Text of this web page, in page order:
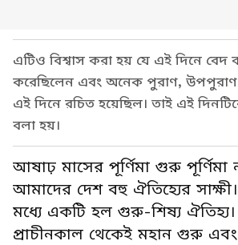
এটিও বিশ্বাস করা হয় যে এই দিনে বেদ
করেছিলেন এবং অনেক পুরাণ,
এই দিনে রচিত হয়েছিল। তাই এই
বলা হয়।
আষাঢ় মাসের পূর্ণিমা গুরু পূর্ণিমা
আমাদের দেশ বহু ঐতিহ্যের
মধ্যে একটি হল গুরু-শিষ্য
প্রাচীনকাল থেকেই মহান গুরু এবং